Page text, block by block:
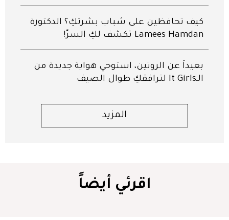
كيف تحافظين على شباب بشرتكِ؟ الدكتورة
Lamees Hamdan تكشف لكِ السرّ!
بعيداً عن الروتين، استوحي هواية جديدة من
الـIt Girls لترافقكِ طوال الصيف
المزيد
اقرئي أيضاً